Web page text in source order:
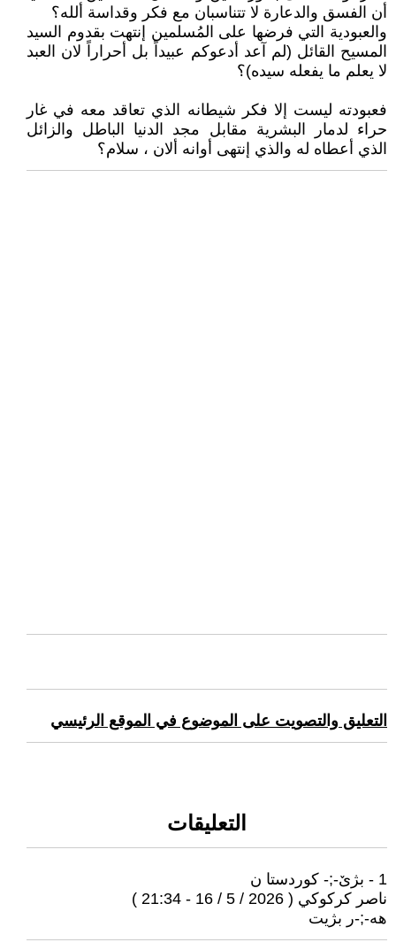
أن الفسق والدعارة لا تتناسبان مع فكر وقداسة ألله؟
والعبودية التي فرضها على المُسلمين إنتهت بقدوم السيد
المسيح القائل (لم آعد أدعوكم عبيداً بل أحراراً لان العبد
لا يعلم ما يفعله سيده)؟
فعبودته ليست إلا فكر شيطانه الذي تعاقد معه في غار
حراء لدمار البشرية مقابل مجد الدنيا الباطل والزائل
الذي أعطاه له والذي إنتهى أوانه ألان ، سلام؟
التعليق والتصويت على الموضوع في الموقع الرئيسي
التعليقات
1 - بژێ-;- كوردستا ن
ناصر كركوكي ( 2026 / 5 / 16 - 21:34 )
هە-;-ر بژيت